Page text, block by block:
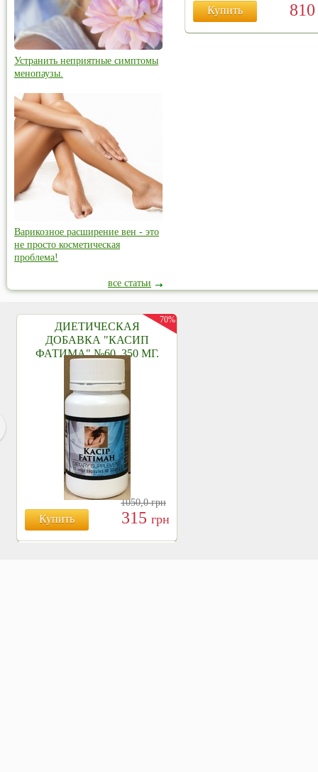
Купить
Устранить неприятные симптомы
менопаузы.
Варикозное расширение вен - это
не просто косметическая
проблема!
все статьи
ДИЕТИЧЕСКАЯ
ДОБАВКА "КАСИП
ФАТИМА" №60, 350 МГ.
Купить
1050,0грн
315 грн
70%